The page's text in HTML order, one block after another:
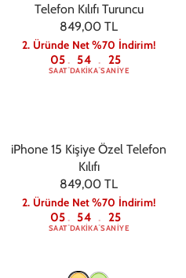
Telefon Kılıfı Turuncu
849,00 TL
2. Üründe Net %70 İndirim!
05
SAAT: 54
DAKIKA: 24
SANIYE
iPhone 15 Kişiye Özel Telefon
Kılıfı
849,00 TL
2. Üründe Net %70 İndirim!
05
SAAT: 54
DAKIKA: 24
SANIYE